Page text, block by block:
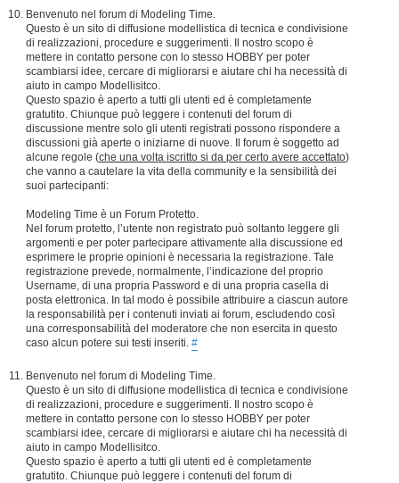
Benvenuto nel forum di Modeling Time.
Questo è un sito di diffusione modellistica di tecnica e condivisione
di realizzazioni, procedure e suggerimenti. Il nostro scopo è
mettere in contatto persone con lo stesso HOBBY per poter
scambiarsi idee, cercare di migliorarsi e aiutare chi ha necessità di
aiuto in campo Modellisitco.
Questo spazio è aperto a tutti gli utenti ed è completamente
gratutito. Chiunque può leggere i contenuti del forum di
discussione mentre solo gli utenti registrati possono rispondere a
discussioni già aperte o iniziarne di nuove. Il forum è soggetto ad
alcune regole (che una volta iscritto si da per certo avere accettato)
che vanno a cautelare la vita della community e la sensibilità dei
suoi partecipanti:
Modeling Time è un Forum Protetto.
Nel forum protetto, l’utente non registrato può soltanto leggere gli
argomenti e per poter partecipare attivamente alla discussione ed
esprimere le proprie opinioni è necessaria la registrazione. Tale
registrazione prevede, normalmente, l’indicazione del proprio
Username, di una propria Password e di una propria casella di
posta elettronica. In tal modo è possibile attribuire a ciascun autore
la responsabilità per i contenuti inviati ai forum, escludendo così
una corresponsabilità del moderatore che non esercita in questo
caso alcun potere sui testi inseriti. #
Benvenuto nel forum di Modeling Time.
Questo è un sito di diffusione modellistica di tecnica e condivisione
di realizzazioni, procedure e suggerimenti. Il nostro scopo è
mettere in contatto persone con lo stesso HOBBY per poter
scambiarsi idee, cercare di migliorarsi e aiutare chi ha necessità di
aiuto in campo Modellisitco.
Questo spazio è aperto a tutti gli utenti ed è completamente
gratutito. Chiunque può leggere i contenuti del forum di